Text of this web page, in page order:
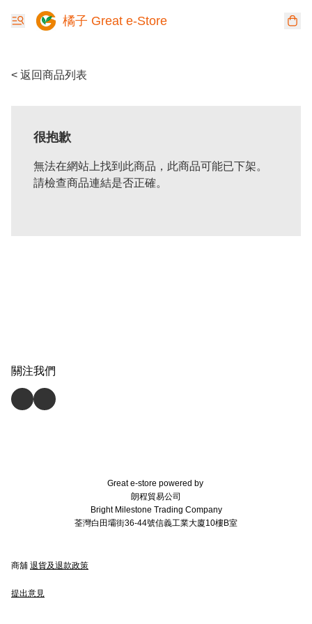
橘子 Great e-Store
< 返回商品列表
很抱歉
無法在網站上找到此商品，此商品可能已下架。
請檢查商品連結是否正確。
關注我們
Great e-store powered by
朗程貿易公司
Bright Milestone Trading Company
荃灣白田壩街36-44號信義工業大廈10樓B室
商舖 退貨及退款政策
提出意見